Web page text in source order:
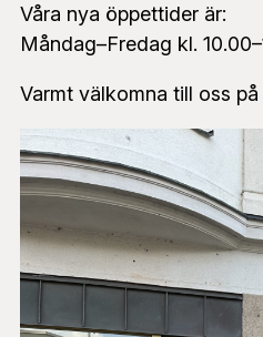
Våra nya öppettider är:
Måndag–Fredag kl.
Varmt välkomna till oss